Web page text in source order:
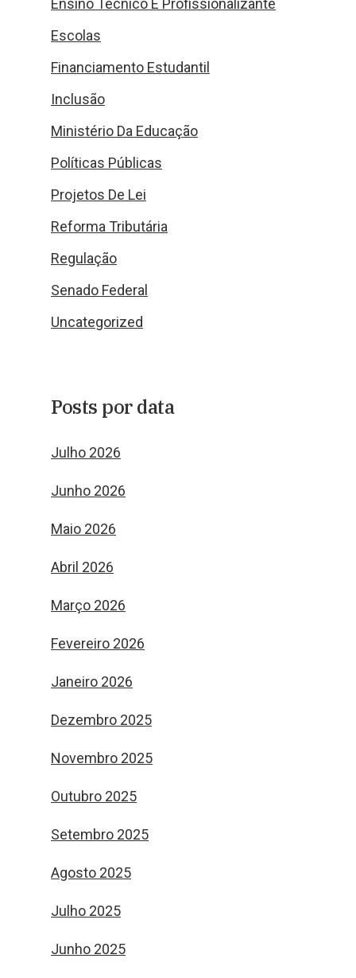
Ensino Técnico E Profissionalizante
Escolas
Financiamento Estudantil
Inclusão
Ministério Da Educação
Políticas Públicas
Projetos De Lei
Reforma Tributária
Regulação
Senado Federal
Uncategorized
Posts por data
Julho 2026
Junho 2026
Maio 2026
Abril 2026
Março 2026
Fevereiro 2026
Janeiro 2026
Dezembro 2025
Novembro 2025
Outubro 2025
Setembro 2025
Agosto 2025
Julho 2025
Junho 2025